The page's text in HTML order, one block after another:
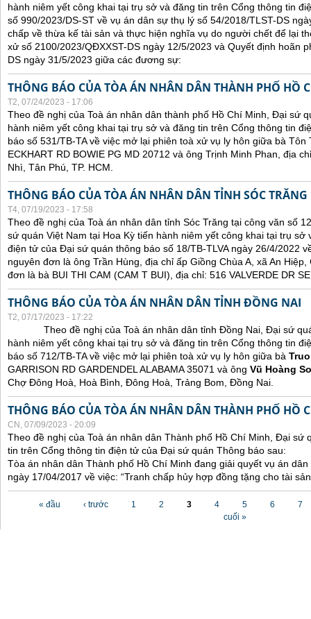
hành niêm yết công khai tại trụ sở và đăng tin trên Cổng thông tin
số 990/2023/DS-ST về vụ án dân sự thụ lý số 54/2018/TLST-DS
chấp về thừa kế tài sản và thực hiện nghĩa vụ do người chết để lại
xử số 2100/2023/QĐXXST-DS ngày 12/5/2023 và Quyết định hoãn
DS ngày 31/5/2023 giữa các đương sự:
THÔNG BÁO CỦA TÒA ÁN NHÂN DÂN THÀNH PHỐ HỒ
T2, 07/24/2023 - 17:06
Theo đề nghị của Toà án nhân dân thành phố Hồ Chí Minh, Đại sứ
hành niêm yết công khai tại trụ sở và đăng tin trên Cổng thông tin
báo số 531/TB-TA về việc mở lại phiên toà xử vụ ly hôn giữa bà Tôn
ECKHART RD BOWIE PG MD 20712 và ông Trịnh Minh Phan, địa
Nhì, Tân Phú, TP. HCM.
THÔNG BÁO CỦA TÒA ÁN NHÂN DÂN TỈNH SÓC TRĂNG
T4, 07/19/2023 - 17:58
Theo đề nghị của Toà án nhân dân tỉnh Sóc Trăng tại công văn số
sứ quán Việt Nam tại Hoa Kỳ tiến hành niêm yết công khai tại trụ sở
điện tử của Đại sứ quán thông báo số 18/TB-TLVA ngày 26/4/2022
nguyên đơn là ông Trần Hùng, địa chỉ ấp Giồng Chùa A, xã An
đơn là bà BUI THI CAM (CAM T BUI), địa chỉ: 516 VALVERDE DR
THÔNG BÁO CỦA TÒA ÁN NHÂN DÂN TỈNH ĐỒNG NAI
T2, 07/17/2023 - 17:22
Theo đề nghị của Toà án nhân dân tỉnh Đồng Nai, Đại sứ
hành niêm yết công khai tại trụ sở và đăng tin trên Cổng thông tin
báo số 712/TB-TA về việc mở lại phiên toà xử vụ ly hôn giữa bà
GARRISON RD GARDENDEL ALABAMA 35071 và ông Vũ Hoàng
Chợ Đông Hoà, Hoà Bình, Đông Hoà, Trảng Bom, Đồng Nai.
THÔNG BÁO CỦA TÒA ÁN NHÂN DÂN THÀNH PHỐ HỒ
CN, 07/09/2023 - 20:09
Theo đề nghị của Toà án nhân dân Thành phố Hồ Chí Minh, Đại sứ
tin trên Cổng thông tin điện tử của Đại sứ quán Thông báo sau:
Tòa án nhân dân Thành phố Hồ Chí Minh đang giải quyết vụ án
ngày 17/04/2017 về việc: “Tranh chấp hủy hợp đồng tặng cho tài
« đầu ‹ trước 1 2 3 4 5 6
7
cuối »